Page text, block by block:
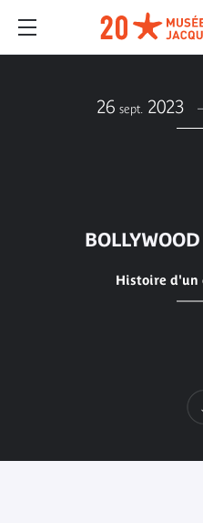
26 sept. 2023
Histoire d'un